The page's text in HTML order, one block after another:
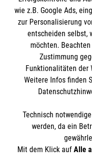
Cookies verwalten|
Barrierefreiheit|
wie z.B. Google Ads,
zur Personalisierung
entscheiden selbst,
möchten.
Zustimmung
Funktionalitäten der
Weitere Infos finden
Technisch
werden, da ein
Mit dem Klick auf Alle